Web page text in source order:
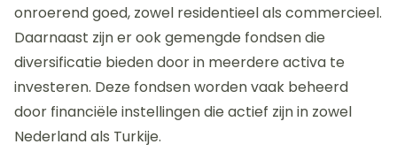
onroerend goed, zowel residentieel als commercieel.
Daarnaast zijn er ook gemengde fondsen die
diversificatie bieden door in meerdere activa te
investeren. Deze fondsen worden vaak beheerd
door financiële instellingen die actief zijn in zowel
Nederland als Turkije.